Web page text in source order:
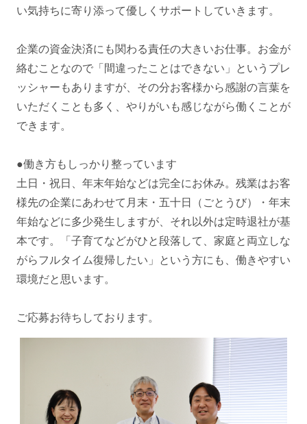
い気持ちに寄り添って優しくサポートしていきます。
企業の資金決済にも関わる責任の大きいお仕事。お金が
絡むことなので「間違ったことはできない」というプレ
ッシャーもありますが、その分お客様から感謝の言葉を
いただくことも多く、やりがいも感じながら働くことが
できます。
●働き方もしっかり整っています
土日・祝日、年末年始などは完全にお休み。残業はお客
様先の企業にあわせて月末・五十日（ごとうび）・年末
年始などに多少発生しますが、それ以外は定時退社が基
本です。「子育てなどがひと段落して、家庭と両立しな
がらフルタイム復帰したい」という方にも、働きやすい
環境だと思います。
ご応募お待ちしております。